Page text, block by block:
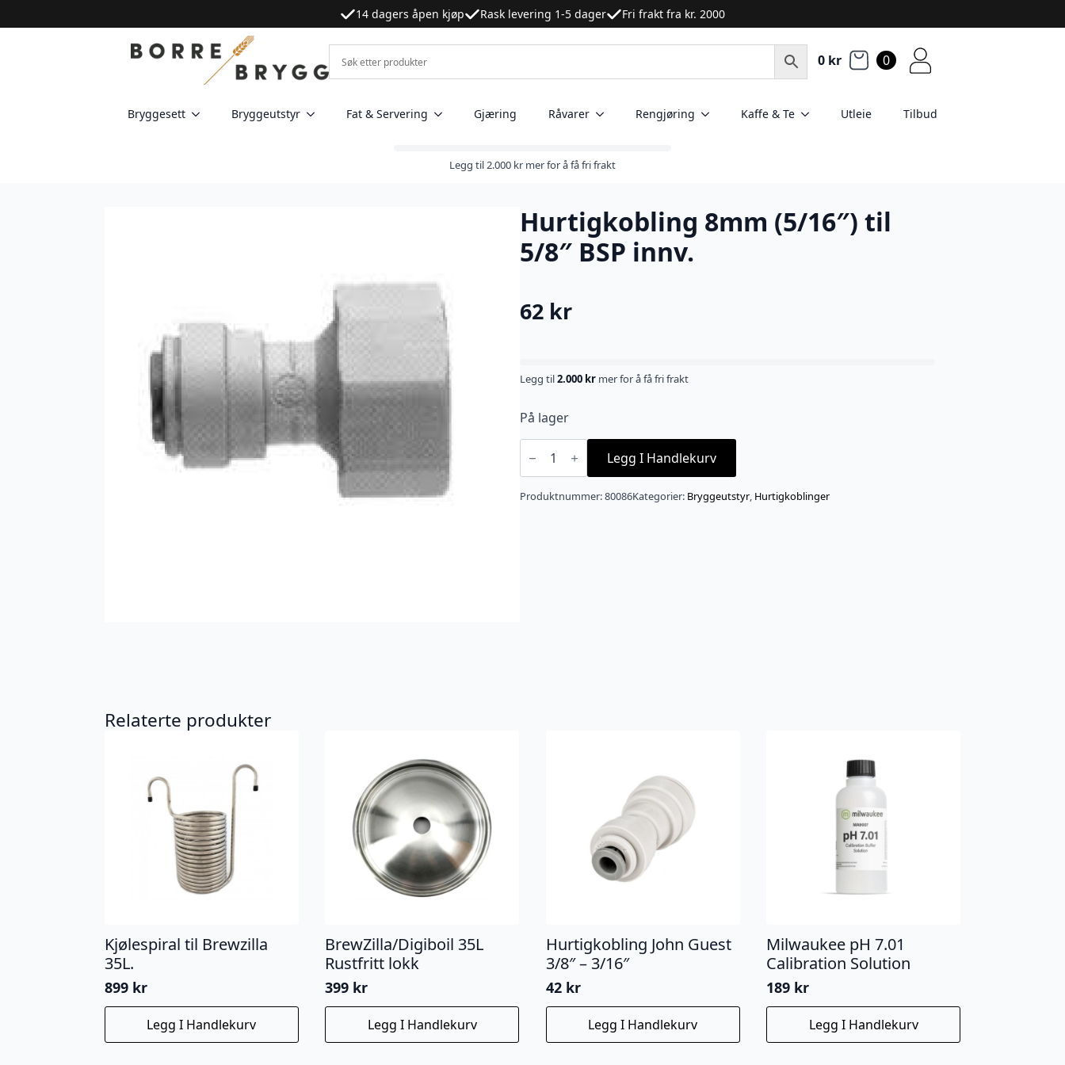
14 dagers åpen kjøp Rask levering 1-5 dager Fri frakt fra kr. 2000
0 kr 0
Bryggesett Bryggeutstyr Fat & Servering Gjæring Råvarer Rengjøring Kaffe & Te Utleie Tilbud
Legg til2.000 kr mer for å få fri frakt
Hurtigkobling 8mm (5/16″) til
5/8″ BSP innv.
62 kr
Legg til2.000 kr mer for å få fri frakt
På lager
Hurtigkobling
8mm
til
5/8"
Legg I Handlekurv
Produktnummer:80086Kategorier: Bryggeutstyr, Hurtigkoblinger
Relaterte produkter
Kjølespiral til Brewzilla
35L.
899 kr
Legg I Handlekurv
BrewZilla/Digiboil 35L
Rustfritt lokk
399 kr
Legg I Handlekurv
Hurtigkobling John Guest
3/8″ – 3/16″
42 kr
Legg I Handlekurv
Milwaukee pH 7.01
Calibration Solution
189 kr
Legg I Handlekurv